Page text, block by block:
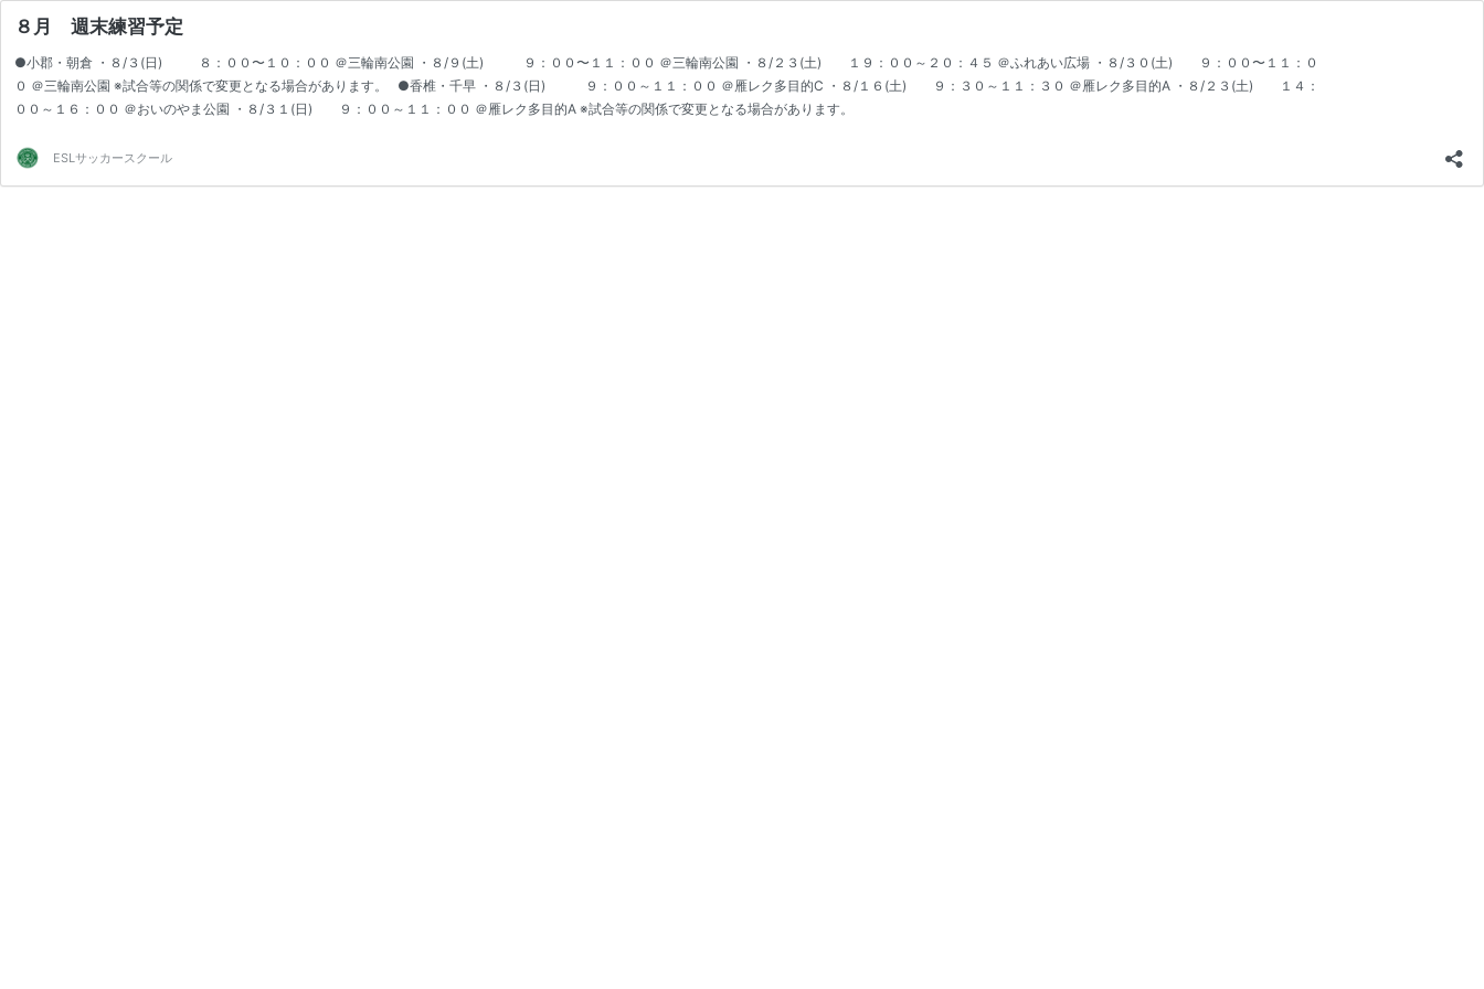
８月 週末練習予定
●小郡・朝倉 ・８/３(日) ８：００〜１０：００ ＠三輪南公園 ・８/９(土) ９：００〜１１：００ ＠三輪南公園 ・８/２３(土) １９：００～２０：４５ ＠ふれあい広場 ・８/３０(土) ９：００〜１１：０
０ ＠三輪南公園 ※試合等の関係で変更となる場合があります。 ●香椎・千早 ・８/３(日) ９：００～１１：００ ＠雁レク多目的C ・８/１６(土) ９：３０～１１：３０ ＠雁レク多目的A ・８/２３(土) １４：
００～１６：００ ＠おいのやま公園 ・８/３１(日) ９：００～１１：００ ＠雁レク多目的A ※試合等の関係で変更となる場合があります。
ESLサッカースクール